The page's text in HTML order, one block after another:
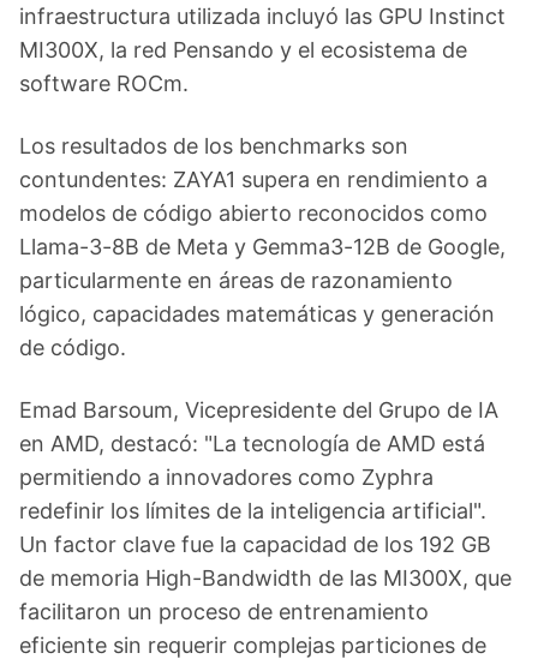
infraestructura utilizada incluyó las GPU Instinct
MI300X, la red Pensando y el ecosistema de
software ROCm.
Los resultados de los benchmarks son
contundentes: ZAYA1 supera en rendimiento a
modelos de código abierto reconocidos como
Llama-3-8B de Meta y Gemma3-12B de Google,
particularmente en áreas de razonamiento
lógico, capacidades matemáticas y generación
de código.
Emad Barsoum, Vicepresidente del Grupo de IA
en AMD, destacó: "La tecnología de AMD está
permitiendo a innovadores como Zyphra
redefinir los límites de la inteligencia artificial".
Un factor clave fue la capacidad de los 192 GB
de memoria High-Bandwidth de las MI300X, que
facilitaron un proceso de entrenamiento
eficiente sin requerir complejas particiones de